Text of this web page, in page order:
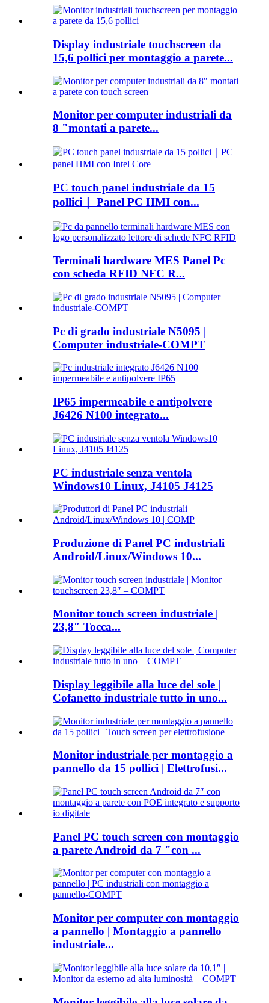
Display industriale touchscreen da
15,6 pollici per montaggio a parete...
Monitor per computer industriali da
8 "montati a parete...
PC touch panel industriale da 15
pollici｜ Panel PC HMI con...
Terminali hardware MES Panel Pc
con scheda RFID NFC R...
Pc di grado industriale N5095 |
Computer industriale-COMPT
IP65 impermeabile e antipolvere
J6426 N100 integrato...
PC industriale senza ventola
Windows10 Linux, J4105 J4125
Produzione di Panel PC industriali
Android/Linux/Windows 10...
Monitor touch screen industriale |
23,8″ Tocca...
Display leggibile alla luce del sole |
Cofanetto industriale tutto in uno...
Monitor industriale per montaggio a
pannello da 15 pollici | Elettrofusi...
Panel PC touch screen con montaggio
a parete Android da 7 "con ...
Monitor per computer con montaggio
a pannello | Montaggio a pannello
industriale...